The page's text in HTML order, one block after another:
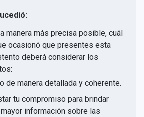
manera más precisa posible, cuál
ocasionó que presentes esta
deberá considerar los
de manera detallada y coherente.
tu compromiso para brindar
información sobre las